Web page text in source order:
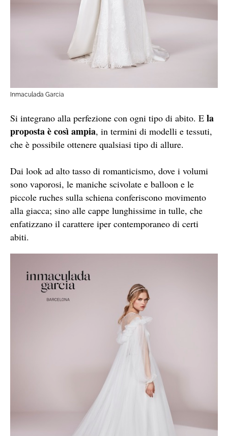
Inmaculada Garcia
Si integrano alla perfezione con ogni tipo di abito. E la
proposta è così ampia, in termini di modelli e tessuti,
che è possibile ottenere qualsiasi tipo di allure.
Dai look ad alto tasso di romanticismo, dove i volumi
sono vaporosi, le maniche scivolate e balloon e le
piccole ruches sulla schiena conferiscono movimento
alla giacca; sino alle cappe lunghissime in tulle, che
enfatizzano il carattere iper contemporaneo di certi
abiti.